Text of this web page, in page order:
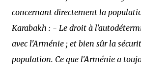
concernant directement la
Karabakh : - Le droit à
avec l'Arménie ; et bien sûr la
population. Ce que l'Arménie a